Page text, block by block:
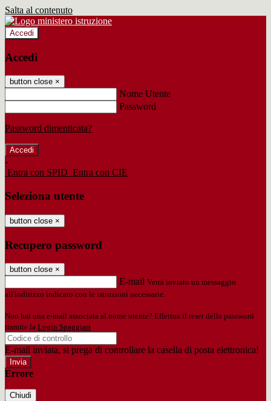
Salta al contenuto
Accedi
Accedi
button close ×
Nome Utente
Password
Password dimenticata?
-
Entra con SPID Entra con CIE
Seleziona utente
button close ×
Recupero password
button close ×
E-mail Verrà inviato un messaggio
all'indirizzo indicato con le istruzioni necessarie.
Non hai una e-mail associata al nome utente? Effettua il reset della password
tramite la Login Spaggiari
E-mail inviata, si prega di controllare la casella di posta elettronica!
Errore
Chiudi